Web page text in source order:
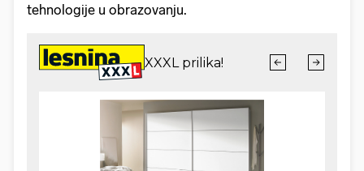
tehnologije u obrazovanju.